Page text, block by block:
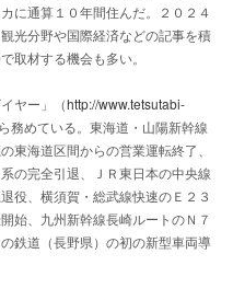
に通算１０年間住んだ。２０２４
光分野や国際経済などの記事を積
取材する機会も多い。
ヤー」（http://www.tetsutabi-
務めている。東海道・山陽新幹線
東海道区間からの営業運転終了、
の完全引退、ＪＲ東日本の中央線
役、横須賀・総武線快速のＥ２３
始、九州新幹線長崎ルートのＮ７
鉄道（長野県）の初の新型車両導